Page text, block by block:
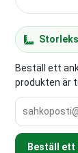
Beställ ett
produkten är
Beställ